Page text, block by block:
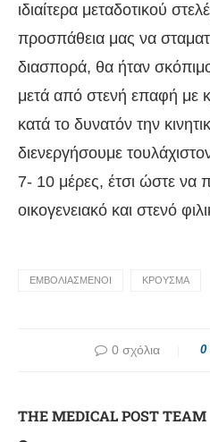
ιδιαίτερα μεταδοτικού
προσπάθεια μας να
διασπορά, θα ήταν
μετά από στενή επαφή με
κατά το δυνατόν την
διενεργήσουμε
7- 10 μέρες, έτσι ώστε να
οικογενειακό και στενό
ΕΜΒΟΛΙΑΣΜΕΝΟΙ ΚΡΟΥΣΜΑ
0 σχόλια 0
THE MEDICAL POST TEAM